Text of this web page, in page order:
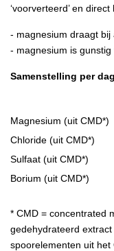
‘voorverteerd’ en
- magnesium draagt
- magnesium is
Samenstelling per
Magnesium (uit CMD*)
Chloride (uit CMD*)
Sulfaat (uit CMD*)
Borium (uit CMD*)
* CMD = concentrated
gedehydrateerd
spoorelementen uit